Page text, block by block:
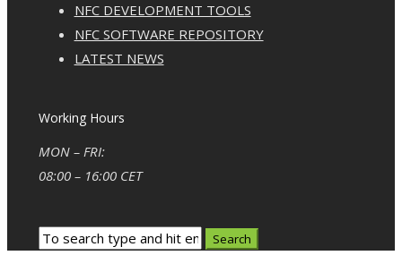
NFC DEVELOPMENT TOOLS
NFC SOFTWARE REPOSITORY
LATEST NEWS
Working Hours
MON – FRI:
08:00 – 16:00 CET